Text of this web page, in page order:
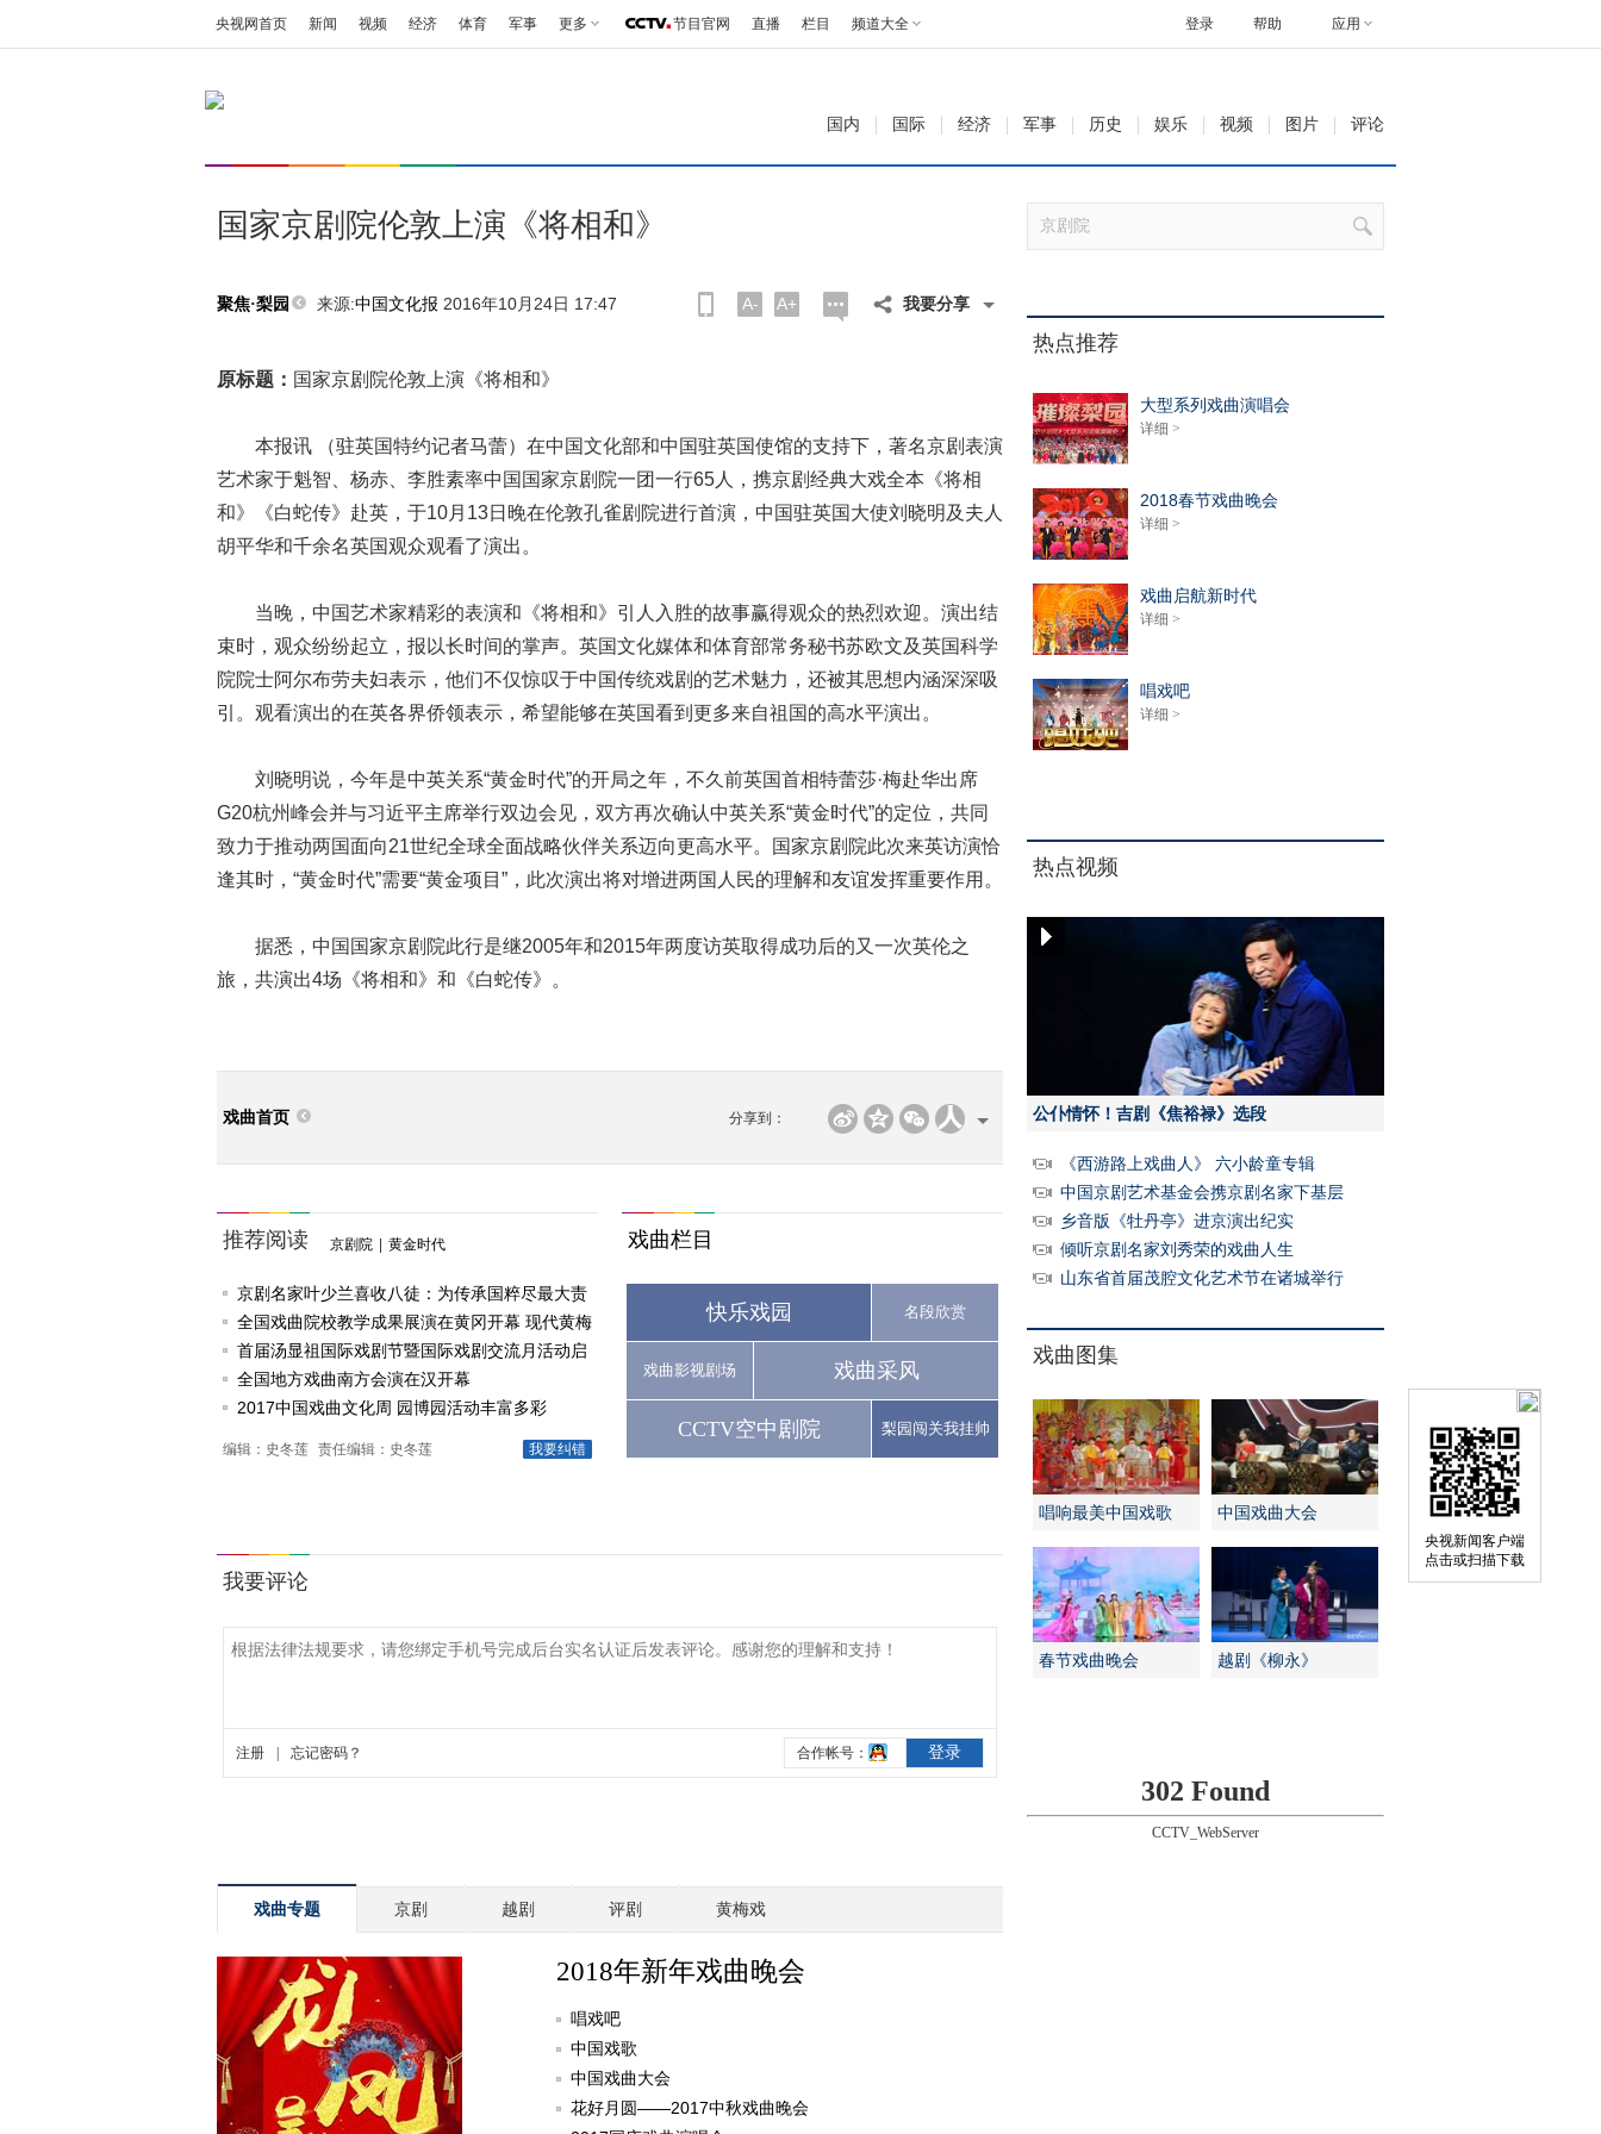
央视新闻客户端
点击或扫描下载
央视网首页 新闻 视频 经济 体育 军事 更多 节目官网 直播 栏目 频道大全 帮助 应用
登录
国内 国际 经济 军事 历史 娱乐 视频 图片 评论
国家京剧院伦敦上演《将相和》
聚焦·梨园 来源:中国文化报 2016年10月24日 17:47 A- A+ 我要分享
原标题： 国家京剧院伦敦上演《将相和》
本报讯 （驻英国特约记者马蕾）在中国文化部和中国驻英国使馆的支持下，著名京剧表演
艺术家于魁智、杨赤、李胜素率中国国家京剧院一团一行65人，携京剧经典大戏全本《将相
和》《白蛇传》赴英，于10月13日晚在伦敦孔雀剧院进行首演，中国驻英国大使刘晓明及夫人
胡平华和千余名英国观众观看了演出。
当晚，中国艺术家精彩的表演和《将相和》引人入胜的故事赢得观众的热烈欢迎。演出结
束时，观众纷纷起立，报以长时间的掌声。英国文化媒体和体育部常务秘书苏欧文及英国科学
院院士阿尔布劳夫妇表示，他们不仅惊叹于中国传统戏剧的艺术魅力，还被其思想内涵深深吸
引。观看演出的在英各界侨领表示，希望能够在英国看到更多来自祖国的高水平演出。
刘晓明说，今年是中英关系“黄金时代”的开局之年，不久前英国首相特蕾莎·梅赴华出席
G20杭州峰会并与习近平主席举行双边会见，双方再次确认中英关系“黄金时代”的定位，共同
致力于推动两国面向21世纪全球全面战略伙伴关系迈向更高水平。国家京剧院此次来英访演恰
逢其时，“黄金时代”需要“黄金项目”，此次演出将对增进两国人民的理解和友谊发挥重要作用。
据悉，中国国家京剧院此行是继2005年和2015年两度访英取得成功后的又一次英伦之
旅，共演出4场《将相和》和《白蛇传》。
戏曲首页 分享到：
推荐阅读 京剧院 黄金时代
京剧名家叶少兰喜收八徒：为传承国粹尽最大责
任
全国戏曲院校教学成果展演在黄冈开幕 现代黄梅
戏《槐花谣》倾情..
首届汤显祖国际戏剧节暨国际戏剧交流月活动启
动
全国地方戏曲南方会演在汉开幕
2017中国戏曲文化周 园博园活动丰富多彩
我要纠错
编辑：史冬莲 责任编辑：史冬莲
戏曲栏目
快乐戏园 名段欣赏
戏曲影视剧场 戏曲采风
CCTV空中剧院 梨园闯关我挂帅
戏曲专题 京剧 越剧 评剧 黄梅戏
2018年新年戏曲晚会
唱戏吧
中国戏歌
中国戏曲大会
花好月圆——2017中秋戏曲晚会
热点推荐
大型系列戏曲演唱会
详细 >
2018春节戏曲晚会
详细 >
戏曲启航新时代
详细 >
唱戏吧
详细 >
热点视频
公仆情怀！吉剧《焦裕禄》选段
《西游路上戏曲人》 六小龄童专辑
中国京剧艺术基金会携京剧名家下基层
乡音版《牡丹亭》进京演出纪实
倾听京剧名家刘秀荣的戏曲人生
山东省首届茂腔文化艺术节在诸城举行
戏曲图集
唱响最美中国戏歌 中国戏曲大会
春节戏曲晚会 越剧《柳永》
302 Found
CCTV_WebServer